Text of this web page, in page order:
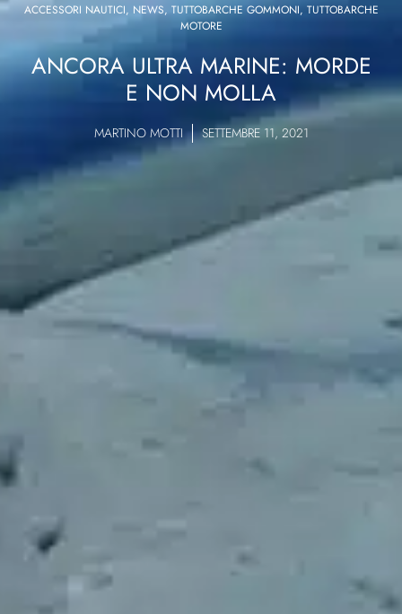
ACCESSORI NAUTICI, NEWS, TUTTOBARCHE GOMMONI, TUTTOBARCHE
MOTORE
ANCORA ULTRA MARINE: MORDE
E NON MOLLA
MARTINO MOTTI SETTEMBRE 11, 2021